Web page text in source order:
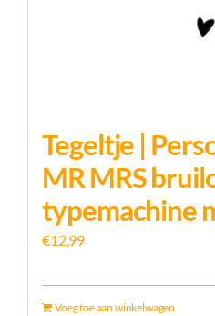
Tegeltje |
MR MRS
typemachine
€12,99
Voeg toe aan winkelwagen